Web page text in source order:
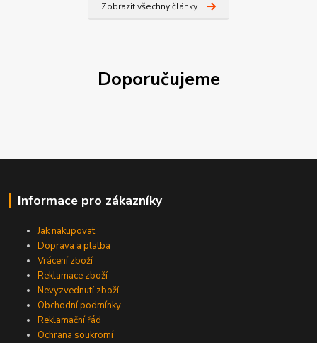
Zobrazit všechny články
Doporučujeme
Informace pro zákazníky
Jak nakupovat
Doprava a platba
Vrácení zboží
Reklamace zboží
Nevyzvednutí zboží
Obchodní podmínky
Reklamační řád
Ochrana soukromí